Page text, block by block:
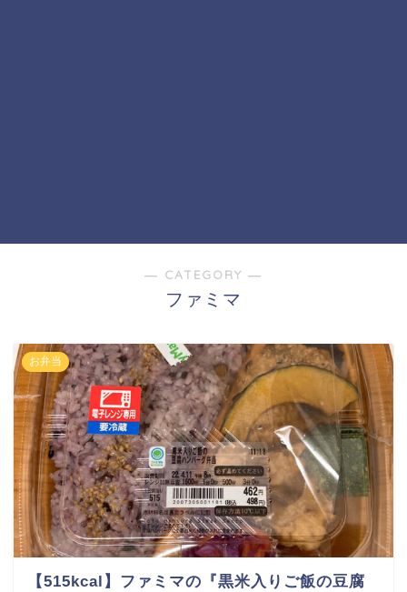
― CATEGORY ―
ファミマ
お弁当
【515kcal】ファミマの『黒米入りご飯の豆腐